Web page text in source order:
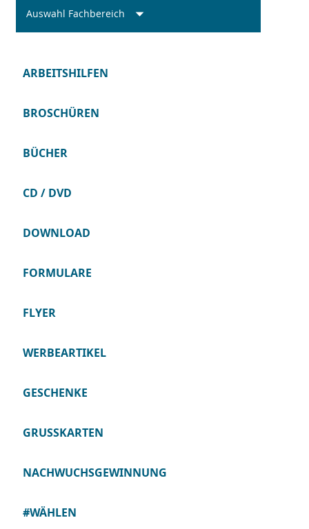
Auswahl Fachbereich
ARBEITSHILFEN
BROSCHÜREN
BÜCHER
CD / DVD
DOWNLOAD
FORMULARE
FLYER
WERBEARTIKEL
GESCHENKE
GRUSSKARTEN
NACHWUCHSGEWINNUNG
#WÄHLEN